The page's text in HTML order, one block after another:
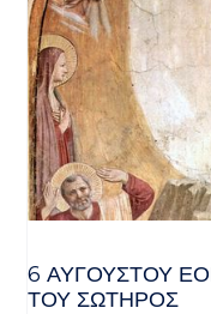
6 ΑΥΓΟΥΣΤΟΥ
ΤΟΥ ΣΩΤΗΡΟΣ